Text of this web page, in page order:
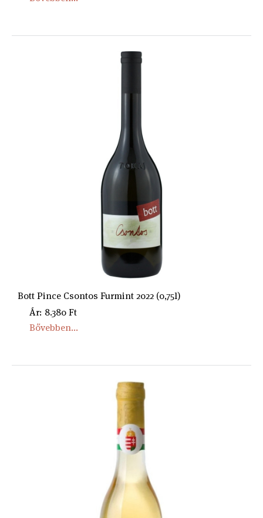
Bott Pince Csontos Furmint 2022 (0,75l)
Ár: 8.380 Ft
Bővebben...